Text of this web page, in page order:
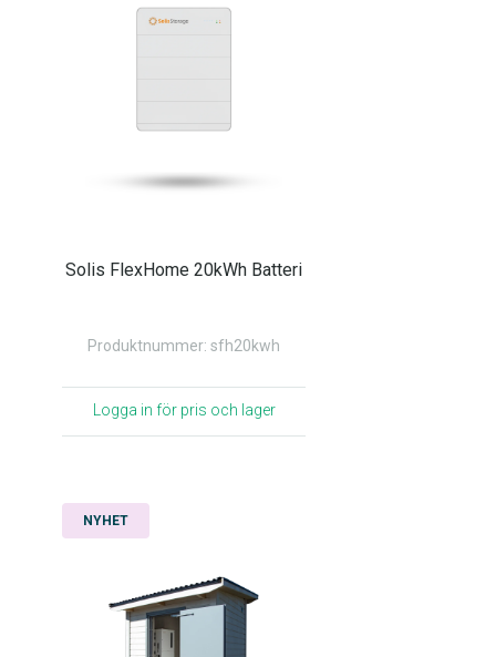
Solis FlexHome 20kWh Batteri
Produktnummer: sfh20kwh
Logga in för pris och lager
NYHET